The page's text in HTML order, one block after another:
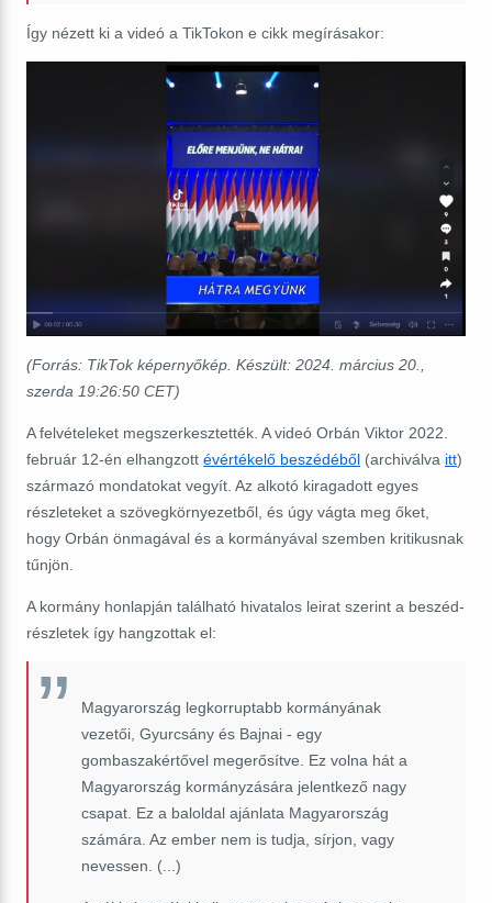
Így nézett ki a videó a TikTokon e cikk megírásakor:
(Forrás: TikTok képernyőkép. Készült: 2024. március 20.,
szerda 19:26:50 CET)
A felvételeket megszerkesztették. A videó Orbán Viktor 2022.
február 12-én elhangzott évértékelő beszédéből (archiválva itt)
származó mondatokat vegyít. Az alkotó kiragadott egyes
részleteket a szövegkörnyezetből, és úgy vágta meg őket,
hogy Orbán önmagával és a kormányával szemben kritikusnak
tűnjön.
A kormány honlapján található hivatalos leirat szerint a beszéd-
részletek így hangzottak el:
Magyarország legkorruptabb kormányának
vezetői, Gyurcsány és Bajnai - egy
gombaszakértővel megerősítve. Ez volna hát a
Magyarország kormányzására jelentkező nagy
csapat. Ez a baloldal ajánlata Magyarország
számára. Az ember nem is tudja, sírjon, vagy
nevessen. (...)